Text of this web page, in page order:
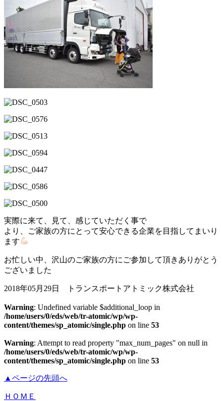
実際に来て、見て、感じていただく事で
より、ご家族の方にとって安心できる企業を目指してまいり
ます
お忙しい中、沢山のご家族の方にご参加して頂きありがとう
ございました
2018年05月29日 トランスポートアトミック株式会社
Warning: Undefined variable $additional_loop in
/home/users/0/eds/web/tr-atomic/wp/wp-
content/themes/sp_atomic/single.php on line 53
Warning: Attempt to read property "max_num_pages" on null in
/home/users/0/eds/web/tr-atomic/wp/wp-
content/themes/sp_atomic/single.php on line 53
▲ページの先頭へ
ＨＯＭＥ